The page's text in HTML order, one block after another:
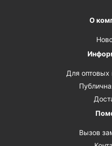
О
Для оптовых
Вызов